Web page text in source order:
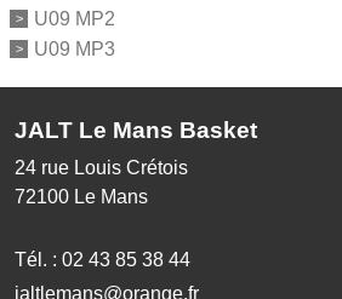
U09 MP2
U09 MP3
JALT Le Mans Basket
24 rue Louis Crétois
72100 Le Mans
Tél. : 02 43 85 38 44
jaltlemans@orange.fr